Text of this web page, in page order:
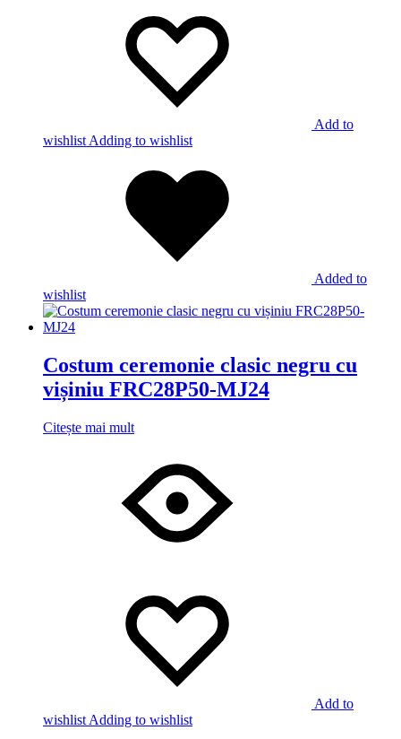
Add to
wishlist Adding to wishlist
Added to
wishlist
Costum ceremonie clasic negru cu
vișiniu FRC28P50-MJ24
Citește mai mult
Add to
wishlist Adding to wishlist